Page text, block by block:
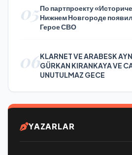
05По партпроекту
Нижнем Новгороде
Герое СВО
06KLARNET VE ARABESK
GÜRKAN KIRANKAYA VE
UNUTULMAZ GECE
YAZARLAR